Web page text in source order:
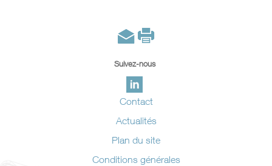
Suivez-nous
Contact
Actualités
Plan du site
Conditions générales